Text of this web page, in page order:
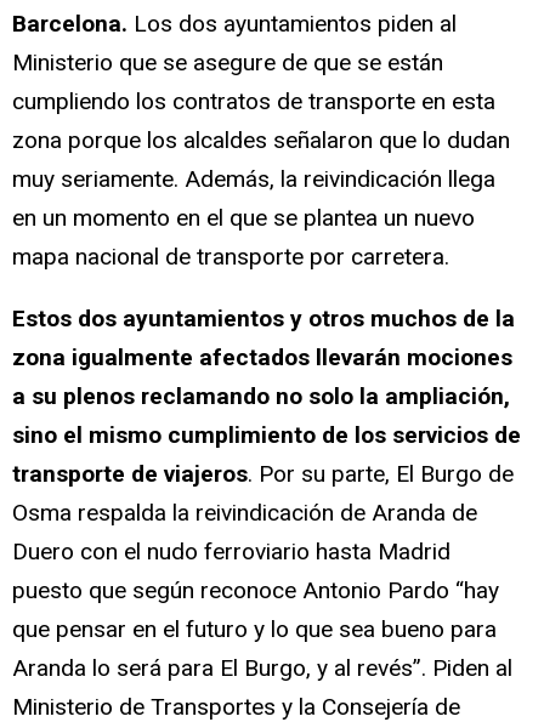
Barcelona. Los dos ayuntamientos piden al
Ministerio que se asegure de que se están
cumpliendo los contratos de transporte en esta
zona porque los alcaldes señalaron que lo dudan
muy seriamente. Además, la reivindicación llega
en un momento en el que se plantea un nuevo
mapa nacional de transporte por carretera.
Estos dos ayuntamientos y otros muchos de la
zona igualmente afectados llevarán mociones
a su plenos reclamando no solo la ampliación,
sino el mismo cumplimiento de los servicios de
transporte de viajeros. Por su parte, El Burgo de
Osma respalda la reivindicación de Aranda de
Duero con el nudo ferroviario hasta Madrid
puesto que según reconoce Antonio Pardo “hay
que pensar en el futuro y lo que sea bueno para
Aranda lo será para El Burgo, y al revés”. Piden al
Ministerio de Transportes y la Consejería de